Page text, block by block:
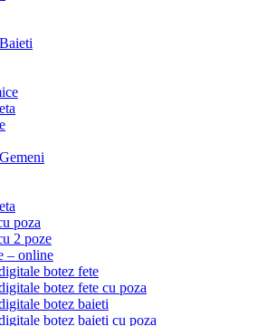
poza
2 poze
– online
botez fete
botez fete cu poza
botez baieti
botez baieti cu poza